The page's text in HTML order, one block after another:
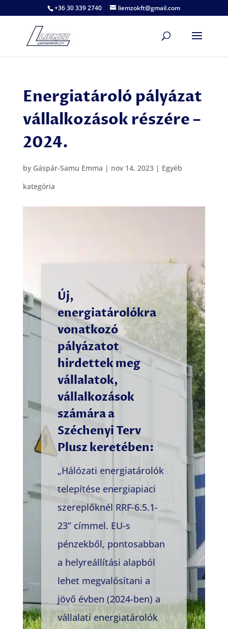
+36 30 339 2740 liemzokft@gmail.com
Energiatároló pályázat
vállalkozások részére –
2024.
by Gáspár-Samu Emma | nov 14, 2023| Egyéb
kategória
Új,
energiatárolókra
vonatkozó
pályázatot
hirdettek meg
vállalatok,
vállalkozások
számára a
Széchenyi Terv
Plusz keretében:
„Hálózati energiatárolók
telepítése energiapiaci
szereplőknél RRF-6.5.1-
23” címmel. EU-s
pénzekből, pontosabban
a helyreállítási alapból
lehet megvalósítani a
jövő évben (2024-ben) a
vállalati energiatárolók